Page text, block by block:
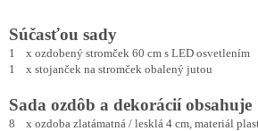
Súčasťou sady
1 x ozdobený stromček 60 cm s LED osvetlením
1 x stojanček na stromček obalený jutou
Sada ozdôb a dekorácií obsahuje
8 x ozdoba zlatámatná / lesklá 4 cm, materiál